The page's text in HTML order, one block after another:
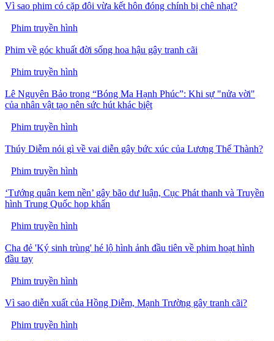
Vì sao phim có cặp đôi vừa kết hôn đóng chính bị chê nhạt?
Phim truyền hình
Phim về góc khuất đời sống hoa hậu gây tranh cãi
Phim truyền hình
Lê Nguyên Bảo trong “Bóng Ma Hạnh Phúc”: Khi sự "nửa vời"
của nhân vật tạo nên sức hút khác biệt
Phim truyền hình
Thúy Diễm nói gì về vai diễn gây bức xúc của Lương Thế Thành?
Phim truyền hình
‘Tướng quân kem nền’ gây bão dư luận, Cục Phát thanh và Truyền
hình Trung Quốc họp khẩn
Phim truyền hình
Cha đẻ 'Ký sinh trùng' hé lộ hình ảnh đầu tiên về phim hoạt hình
đầu tay
Phim truyền hình
Vì sao diễn xuất của Hồng Diễm, Mạnh Trường gây tranh cãi?
Phim truyền hình